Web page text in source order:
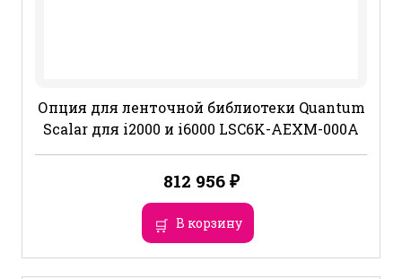
Опция для ленточной библиотеки Quantum
Scalar для i2000 и i6000 LSC6K-AEXM-000A
812 956 ₽
В корзину